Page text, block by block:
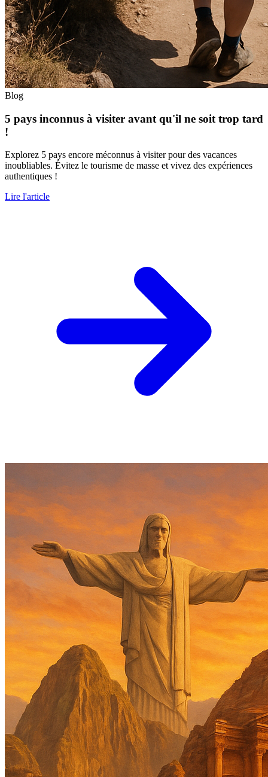
Blog
5 pays inconnus à visiter avant qu'il ne soit trop tard
!
Explorez 5 pays encore méconnus à visiter pour des vacances
inoubliables. Évitez le tourisme de masse et vivez des expériences
authentiques !
Lire l'article